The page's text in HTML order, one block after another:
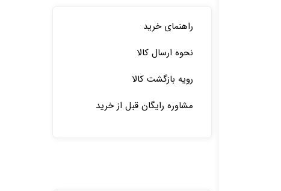
راهنمای خرید
نحوه ارسال کالا
رویه بازگشت کالا
مشاوره رایگان قبل از خرید